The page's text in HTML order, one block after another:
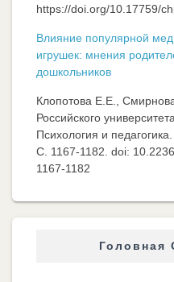
https://doi.org/10.17759/
Влияние популярной
игрушек: мнения
дошкольников
Клопотова Е.Е.,
Российского
Психология и
C. 1167-1182. doi:
1167-1182
Головная